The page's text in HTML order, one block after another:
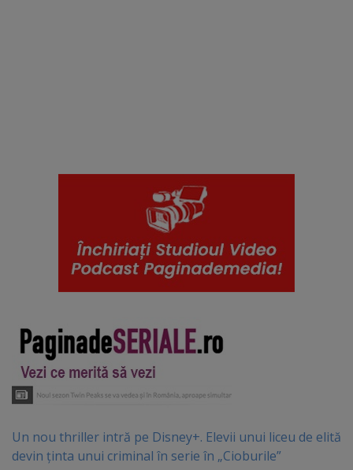
Un nou thriller intră pe Disney+. Elevii unui liceu de elită
devin ținta unui criminal în serie în „Cioburile”